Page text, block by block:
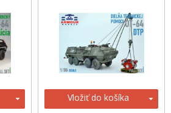
Vložiť do košíka